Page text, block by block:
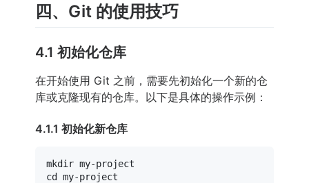
四、Git 的使用技巧
4.1 初始化仓库
在开始使用 Git 之前，需要先初始化一个新的仓
库或克隆现有的仓库。以下是具体的操作示例：
4.1.1 初始化新仓库
mkdir
cd
my-project